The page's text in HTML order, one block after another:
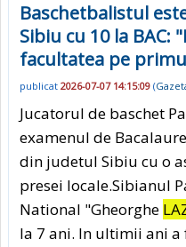
Baschetbalistul
Sibiu cu 10 la BAC:
facultatea pe
publicat 2026-07-07 14:15:09 (
Jucatorul de baschet
examenul de
din judetul Sibiu cu o
presei locale.Sibianul
National "Gheorghe
la 7 ani. In ultimii ani a